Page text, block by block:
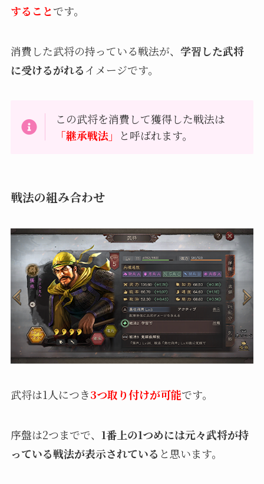
することです。
消費した武将の持っている戦法が、 学習した武将
に受けるがれるイメージです。
この武将を消費して獲得した戦法は
「継承戦法」
と呼ばれます。
戦法の組み合わせ
武将は1人につき3つ取り付けが可能です。
序盤は2つまでで、 1番上の1つめには元々武将が持
っている戦法が表示されている と思います。